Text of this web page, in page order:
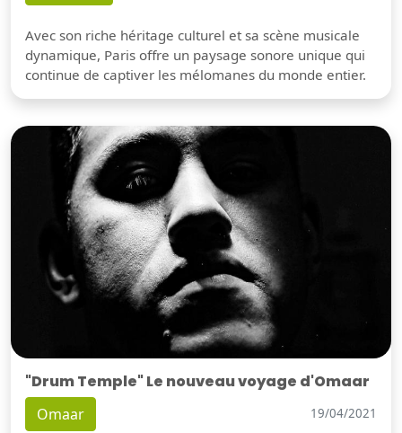
Avec son riche héritage culturel et sa scène musicale
dynamique, Paris offre un paysage sonore unique qui
continue de captiver les mélomanes du monde entier.
"Drum Temple" Le nouveau voyage d'Omaar
Omaar 19/04/2021